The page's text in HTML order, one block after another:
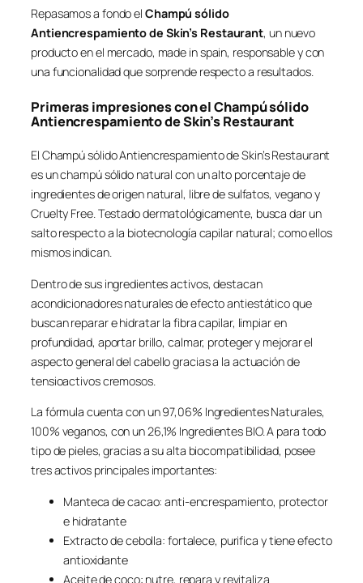
Repasamos a fondo el Champú sólido
Antiencrespamiento de Skin’s Restaurant, un nuevo
producto en el mercado, made in spain, responsable y con
una funcionalidad que sorprende respecto a resultados.
Primeras impresiones con el Champú sólido
Antiencrespamiento de Skin’s Restaurant
El Champú sólido Antiencrespamiento de Skin’s Restaurant
es un champú sólido natural con un alto porcentaje de
ingredientes de origen natural, libre de sulfatos, vegano y
Cruelty Free. Testado dermatológicamente, busca dar un
salto respecto a la biotecnología capilar natural; como ellos
mismos indican.
Dentro de sus ingredientes activos, destacan
acondicionadores naturales de efecto antiestático que
buscan reparar e hidratar la fibra capilar, limpiar en
profundidad, aportar brillo, calmar, proteger y mejorar el
aspecto general del cabello gracias a la actuación de
tensioactivos cremosos.
La fórmula cuenta con un 97,06% Ingredientes Naturales,
100% veganos, con un 26,1% Ingredientes BIO. A para todo
tipo de pieles, gracias a su alta biocompatibilidad, posee
tres activos principales importantes:
Manteca de cacao: anti-encrespamiento, protector
e hidratante
Extracto de cebolla: fortalece, purifica y tiene efecto
antioxidante
Aceite de coco: nutre, repara y revitaliza